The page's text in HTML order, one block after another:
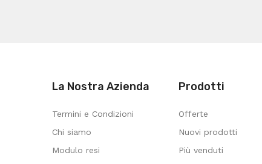
La Nostra Azienda
Termini e Condizioni
Chi siamo
Modulo resi
Prodotti
Offerte
Nuovi prodotti
Più venduti